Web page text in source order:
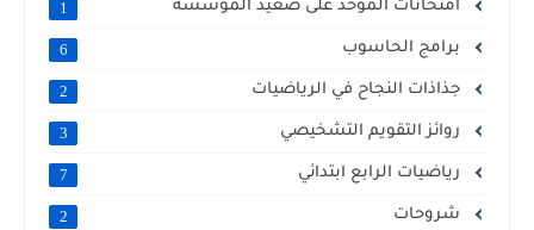
امتحانات الموحد على صعيد المؤسسة 1
برامج الحاسوب 6
جذاذات النجاح في الرياضيات 2
روائز التقويم التشخيصي 3
رياضيات الرابع ابتدائي 7
شروحات 2